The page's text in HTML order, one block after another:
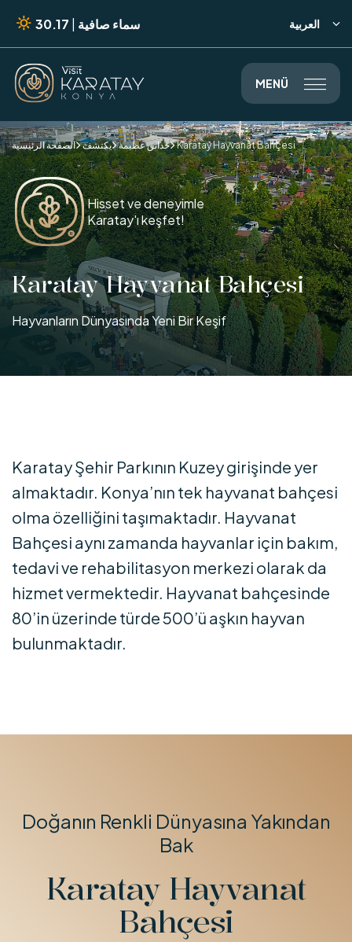
30.17 | سماء صافية العربية 
MENÜ 
الصفحة الرئيسية يكتشف حدائق عظيمة Karatay Hayvanat Bahçesi
Hisset ve deneyimle
Karatay'ı keşfet!
Karatay Hayvanat Bahçesi
Hayvanların Dünyasında Yeni Bir Keşif
Karatay Şehir Parkının Kuzey girişinde yer
almaktadır. Konya’nın tek hayvanat bahçesi
olma özelliğini taşımaktadır. Hayvanat
Bahçesi aynı zamanda hayvanlar için bakım,
tedavi ve rehabilitasyon merkezi olarak da
hizmet vermektedir. Hayvanat bahçesinde
80’in üzerinde türde 500’ü aşkın hayvan
bulunmaktadır.
Doğanın Renkli Dünyasına Yakından
Bak
Karatay Hayvanat
Bahçesi